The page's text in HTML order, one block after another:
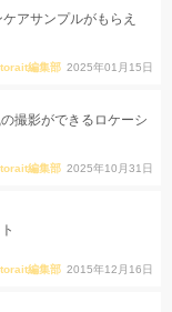
アサンプルがもらえ
編集部 2025年01月15日
撮影ができるロケーシ
編集部 2025年10月31日
編集部 2015年12月16日